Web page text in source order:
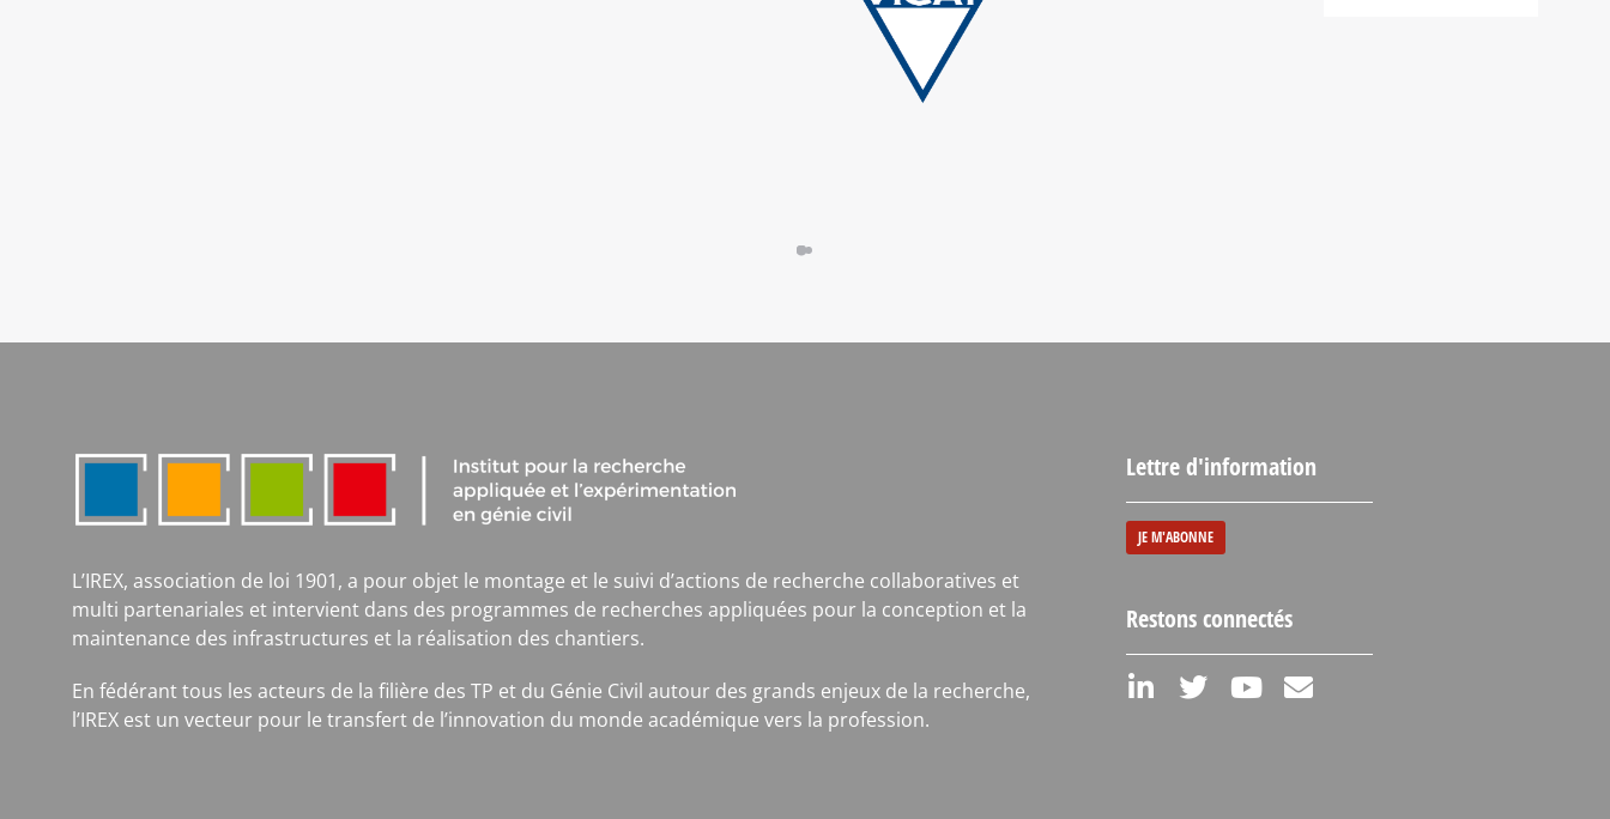
L’IREX, association de loi 1901, a pour objet le montage et le suivi d’actions de recherche collaboratives et
multi partenariales et intervient dans des programmes de recherches appliquées pour la conception et la
maintenance des infrastructures et la réalisation des chantiers.
En fédérant tous les acteurs de la filière des TP et du Génie Civil autour des grands enjeux de la recherche,
l’IREX est un vecteur pour le transfert de l’innovation du monde académique vers la profession.
Lettre d'information
JE M'ABONNE
Restons connectés